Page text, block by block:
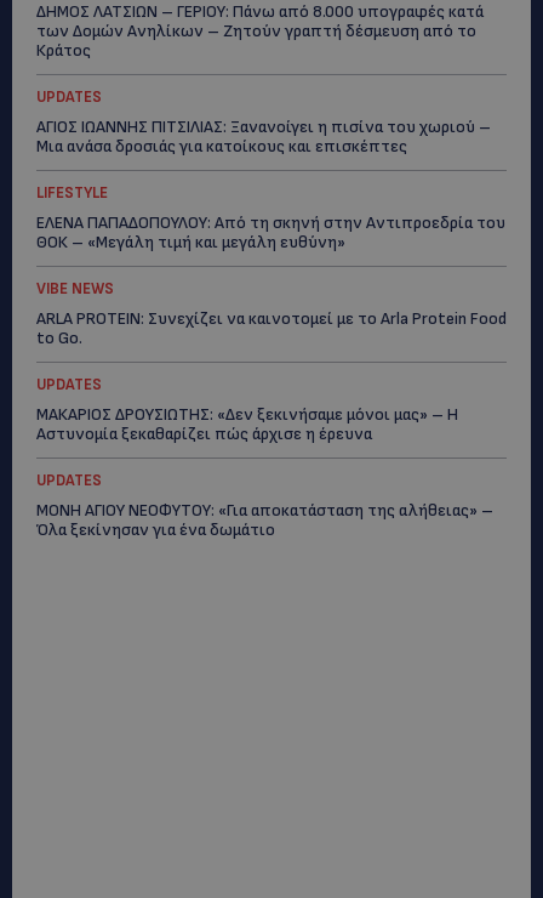
ΔΗΜΟΣ ΛΑΤΣΙΩΝ – ΓΕΡΙΟΥ: Πάνω από 8.000 υπογραφές κατά
των Δομών Ανηλίκων – Ζητούν γραπτή δέσμευση από το
Κράτος
UPDATES
ΑΓΙΟΣ ΙΩΑΝΝΗΣ ΠΙΤΣΙΛΙΑΣ: Ξανανοίγει η πισίνα του χωριού –
Μια ανάσα δροσιάς για κατοίκους και επισκέπτες
LIFESTYLE
ΕΛΕΝΑ ΠΑΠΑΔΟΠΟΥΛΟΥ: Από τη σκηνή στην Αντιπροεδρία του
ΘΟΚ – «Μεγάλη τιμή και μεγάλη ευθύνη»
VIBE NEWS
ARLA PROTEIN: Συνεχίζει να καινοτομεί με το Arla Protein Food
to Go.
UPDATES
ΜΑΚΑΡΙΟΣ ΔΡΟΥΣΙΩΤΗΣ: «Δεν ξεκινήσαμε μόνοι μας» – Η
Αστυνομία ξεκαθαρίζει πώς άρχισε η έρευνα
UPDATES
ΜΟΝΗ ΑΓΙΟΥ ΝΕΟΦΥΤΟΥ: «Για αποκατάσταση της αλήθειας» –
Όλα ξεκίνησαν για ένα δωμάτιο